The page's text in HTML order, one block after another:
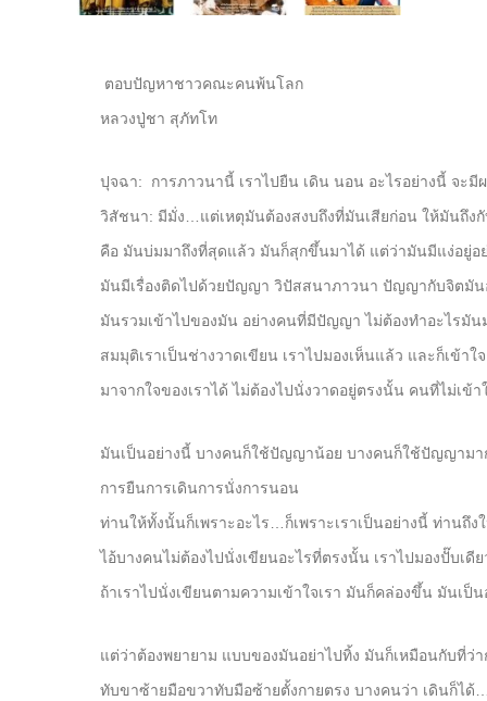
ตอบปัญหาชาวคณะคนพ้นโลก
หลวงปู่ชา สุภัทโท
ปุจฉา: การภาวนานี้ เราไปยืน เดิน นอน อะไรอย่างนี้ จะมี
วิสัชนา: มีมั่ง…แต่เหตุมันต้องสงบถึงที่มันเสียก่อน ให้มันถึ
คือ มันบ่มมาถึงที่สุดแล้ว มันก็สุกขึ้นมาได้ แต่ว่ามันมีแง่อยู่อ
มันมีเรื่องติดไปด้วยปัญญา วิปัสสนาภาวนา ปัญญากับจิตมั
มันรวมเข้าไปของมัน อย่างคนที่มีปัญญา ไม่ต้องทำอะไรมั
สมมุติเราเป็นช่างวาดเขียน เราไปมองเห็นแล้ว และก็เข้า
มาจากใจของเราได้ ไม่ต้องไปนั่งวาดอยู่ตรงนั้น คนที่ไม่เข้
มันเป็นอย่างนี้ บางคนก็ใช้ปัญญาน้อย บางคนก็ใช้ปัญญามา
การยืนการเดินการนั่งการนอน
ท่านให้ทั้งนั้นก็เพราะอะไร…ก็เพราะเราเป็นอย่างนี้ ท่านถึง
ไอ้บางคนไม่ต้องไปนั่งเขียนอะไรที่ตรงนั้น เราไปมองปั๊บเดี
ถ้าเราไปนั่งเขียนตามความเข้าใจเรา มันก็คล่องขึ้น มันเป็
แต่ว่าต้องพยายาม แบบของมันอย่าไปทิ้ง มันก็เหมือนกับที่
ทับขาซ้ายมือขวาทับมือซ้ายตั้งกายตรง บางคนว่า เดินก็ไ